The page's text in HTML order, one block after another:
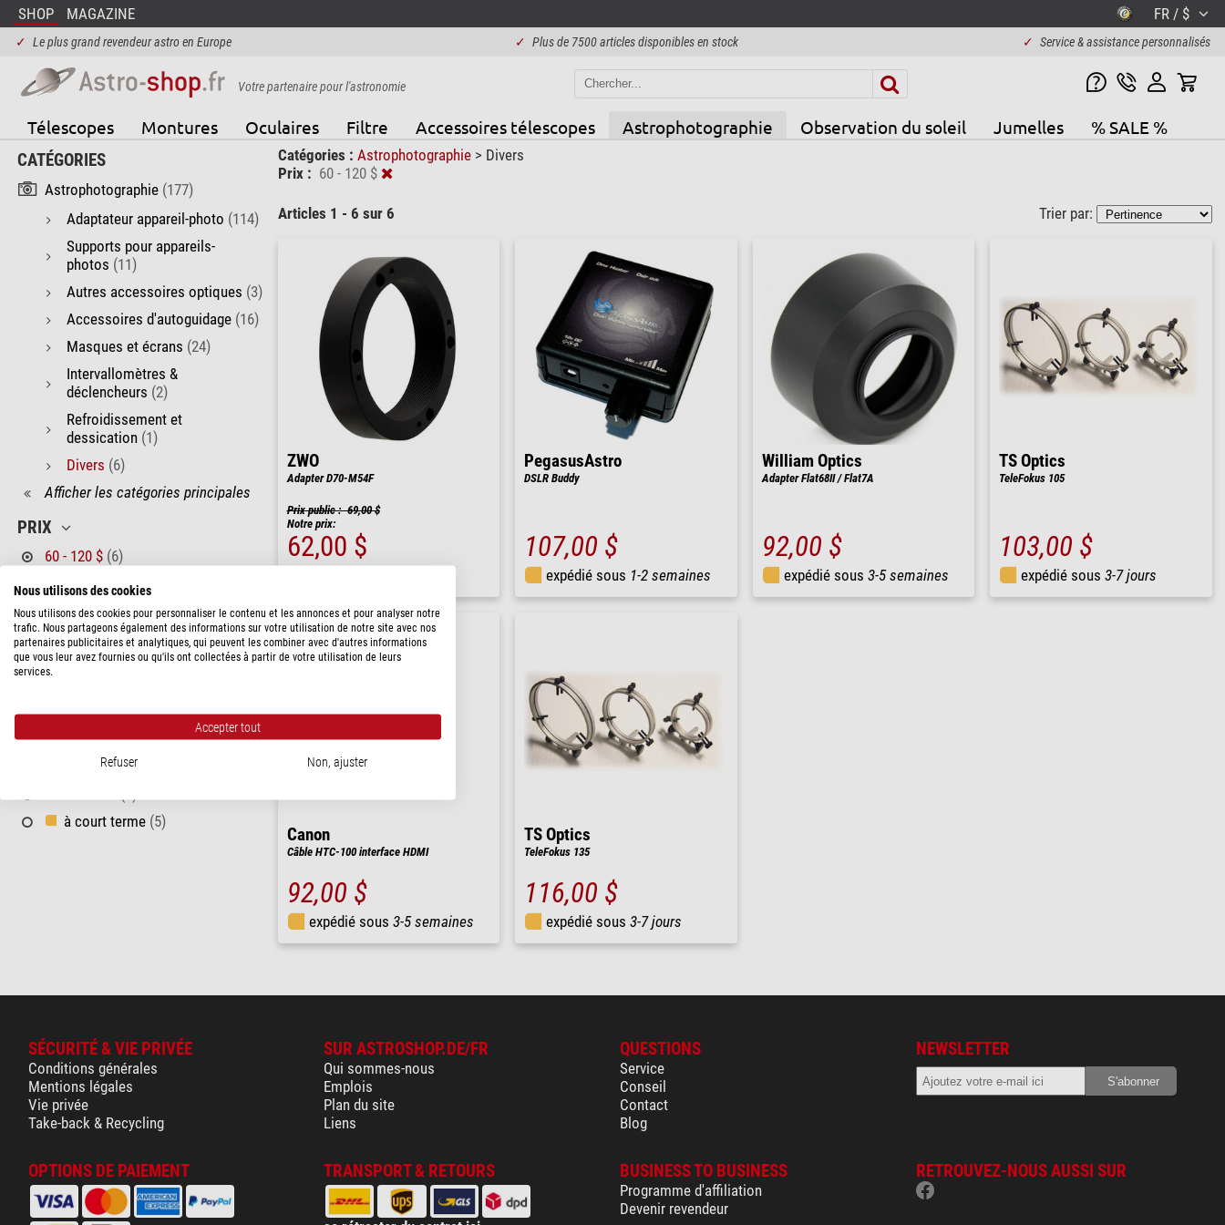
SHOP MAGAZINE FR / $
✓ Le plus grand revendeur astro en Europe ✓ Plus de 7500 articles disponibles en stock ✓ Service & assistance personnalisés
Votre partenaire pour l'astronomie
Télescopes Montures Oculaires Filtre Accessoires télescopes Astrophotographie Observation du soleil Jumelles % SALE %
CATÉGORIES
Astrophotographie (177)
Adaptateur appareil-photo (114)
Supports pour appareils-
photos (11)
Autres accessoires optiques (3)
Accessoires d'autoguidage (16)
Masques et écrans (24)
Intervallomètres &
déclencheurs (2)
Refroidissement et
dessication (1)
Divers (6)
Afficher les catégories principales
PRIX
60 - 120 $ (6)
FABRICANT
Canon(1)
PegasusAstro(1)
TS Optics
DISPONIBILITÉ
à court terme (5)
Catégories : Astrophotographie > Divers
Prix : 60 - 120 $
Articles 1 - 6 sur 6 Trier par:
ZWO
Adapter D70-M54F
Prix public : 69,00 $
Notre prix:
62,00 $
PegasusAstro
DSLR Buddy
107,00 $
expédié sous 1-2 semaines
William Optics
Adapter Flat68II / Flat7A
92,00 $
expédié sous 3-5 semaines
TS Optics
TeleFokus 105
103,00 $
expédié sous 3-7 jours
Canon
Câble HTC-100 interface HDMI
92,00 $
expédié sous 3-5 semaines
TS Optics
TeleFokus 135
116,00 $
expédié sous 3-7 jours
SÉCURITÉ & VIE PRIVÉE
Conditions générales
Mentions légales
Vie privée
Take-back & Recycling
SUR ASTROSHOP.DE/FR
Qui sommes-nous
Emplois
Plan du site
Liens
QUESTIONS
Service
Conseil
Contact
Blog
NEWSLETTER
OPTIONS DE PAIEMENT TRANSPORT & RETOURS BUSINESS TO BUSINESS
Programme d'affiliation
Devenir revendeur
RETROUVEZ-NOUS AUSSI SUR
Nous utilisons des cookies
Nous utilisons des cookies pour personnaliser le contenu et les annonces et pour analyser notre
trafic. Nous partageons également des informations sur votre utilisation de notre site avec nos
partenaires publicitaires et analytiques, qui peuvent les combiner avec d'autres informations
que vous leur avez fournies ou qu'ils ont collectées à partir de votre utilisation de leurs
services.
Accepter tout
Refuser Non, ajuster